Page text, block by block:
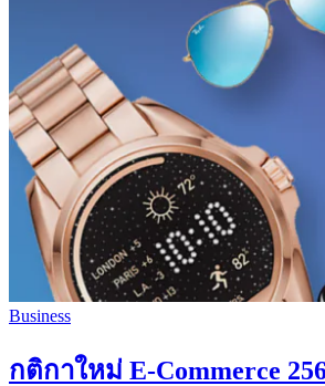
Business
กติกาใหม่ E-Commerce